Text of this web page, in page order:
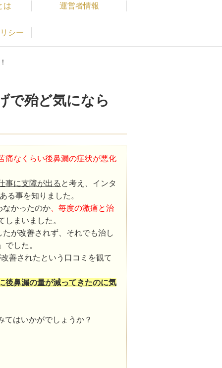
は 運営者情報
シー
で殆ど気になら
痛なくらい後鼻漏の症状が悪化
事に支障が出る と考え、インタ
る事を知りました。
なかったのか 、毎度の激痛と治
しまいました。
が改善されず、それでも治し
した。
善されたという口コミを観て
後鼻漏の量が減ってきたのに気
はいかがでしょうか？